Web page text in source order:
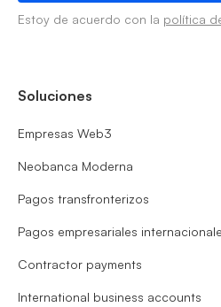
Estoy de acuerdo con la política
Soluciones
Empresas Web3
Neobanca Moderna
Pagos transfronterizos
Pagos empresariales
Contractor payments
International business accounts